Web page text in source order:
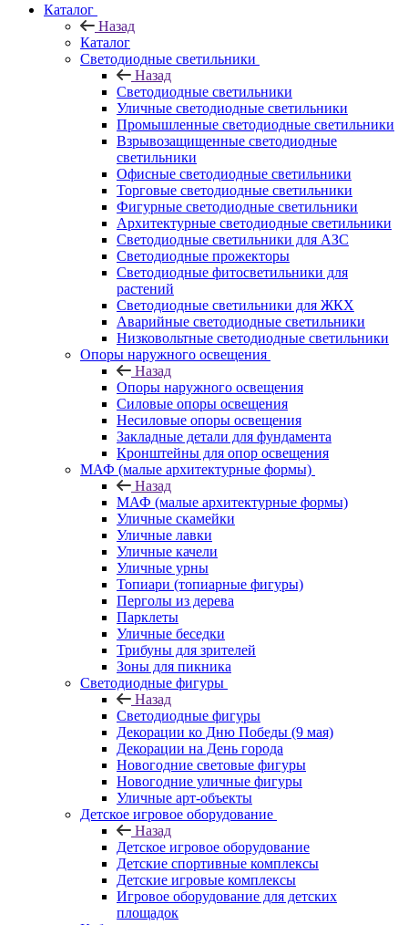
Каталог
Назад
Каталог
Светодиодные светильники
Назад
Светодиодные светильники
Уличные светодиодные светильники
Промышленные светодиодные светильники
Взрывозащищенные светодиодные
светильники
Офисные светодиодные светильники
Торговые светодиодные светильники
Фигурные светодиодные светильники
Архитектурные светодиодные светильники
Светодиодные светильники для АЗС
Светодиодные прожекторы
Светодиодные фитосветильники для
растений
Светодиодные светильники для ЖКХ
Аварийные светодиодные светильники
Низковольтные светодиодные светильники
Опоры наружного освещения
Назад
Опоры наружного освещения
Силовые опоры освещения
Несиловые опоры освещения
Закладные детали для фундамента
Кронштейны для опор освещения
МАФ (малые архитектурные формы)
Назад
МАФ (малые архитектурные формы)
Уличные скамейки
Уличные лавки
Уличные качели
Уличные урны
Топиари (топиарные фигуры)
Перголы из дерева
Парклеты
Уличные беседки
Трибуны для зрителей
Зоны для пикника
Светодиодные фигуры
Назад
Светодиодные фигуры
Декорации ко Дню Победы (9 мая)
Декорации на День города
Новогодние световые фигуры
Новогодние уличные фигуры
Уличные арт-объекты
Детское игровое оборудование
Назад
Детское игровое оборудование
Детские спортивные комплексы
Детские игровые комплексы
Игровое оборудование для детских
площадок